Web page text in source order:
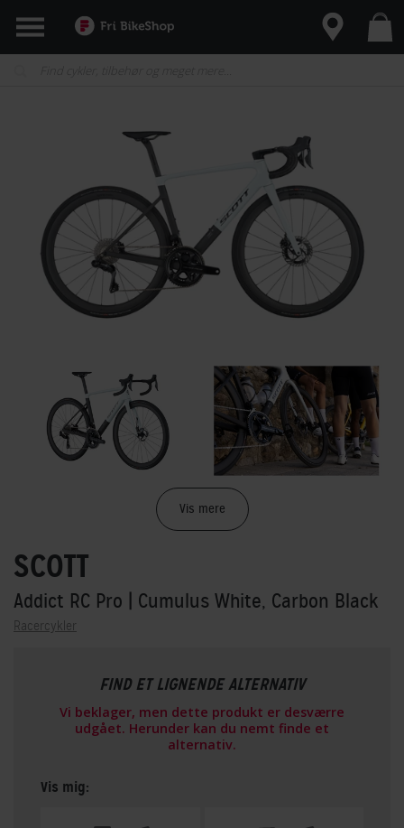
Vis mere
SCOTT
Addict RC Pro | Cumulus White, Carbon Black
Racercykler
FIND ET LIGNENDE ALTERNATIV
Vi beklager, men dette produkt er desværre
udgået. Herunder kan du nemt finde et
alternativ.
Vis mig: